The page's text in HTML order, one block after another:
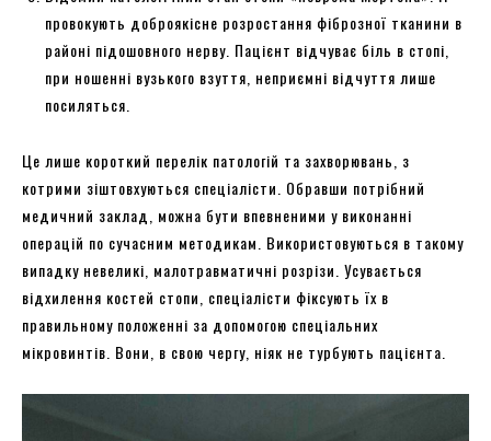
провокують доброякісне розростання фіброзної тканини в
районі підошовного нерву. Пацієнт відчуває біль в стопі,
при ношенні вузького взуття, неприємні відчуття лише
посиляться.
Це лише короткий перелік патологій та захворювань, з
котрими зіштовхуються спеціалісти. Обравши потрібний
медичний заклад, можна бути впевненими у виконанні
операцій по сучасним методикам. Використовуються в такому
випадку невеликі, малотравматичні розрізи. Усувається
відхилення костей стопи, спеціалісти фіксують їх в
правильному положенні за допомогою спеціальних
мікровинтів. Вони, в свою чергу, ніяк не турбують пацієнта.